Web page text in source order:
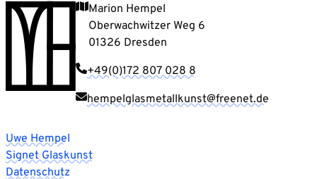
Marion Hempel
Oberwachwitzer Weg 6
01326 Dresden
+49(0)172 807 028 8
hempelglasmetallkunst@freenet.de
Uwe Hempel
Signet Glaskunst
Datenschutz